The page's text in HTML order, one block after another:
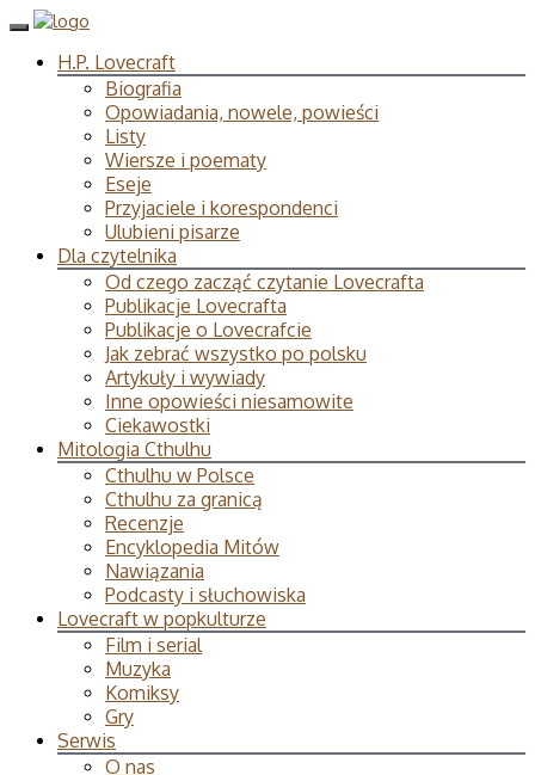
H.P. Lovecraft
Biografia
Opowiadania, nowele, powieści
Listy
Wiersze i poematy
Eseje
Przyjaciele i korespondenci
Ulubieni pisarze
Dla czytelnika
Od czego zacząć czytanie Lovecrafta
Publikacje Lovecrafta
Publikacje o Lovecrafcie
Jak zebrać wszystko po polsku
Artykuły i wywiady
Inne opowieści niesamowite
Ciekawostki
Mitologia Cthulhu
Cthulhu w Polsce
Cthulhu za granicą
Recenzje
Encyklopedia Mitów
Nawiązania
Podcasty i słuchowiska
Lovecraft w popkulturze
Film i serial
Muzyka
Komiksy
Gry
Serwis
O nas